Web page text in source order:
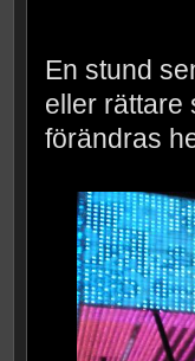
En stund
eller rättare
förändras